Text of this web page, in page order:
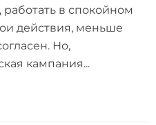
в спокойном
действия, меньше
Но,
кампания...